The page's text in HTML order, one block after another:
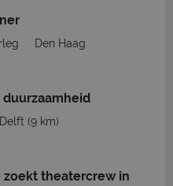
Den Haag
Delft (9 km)
zoekt theatercrew in